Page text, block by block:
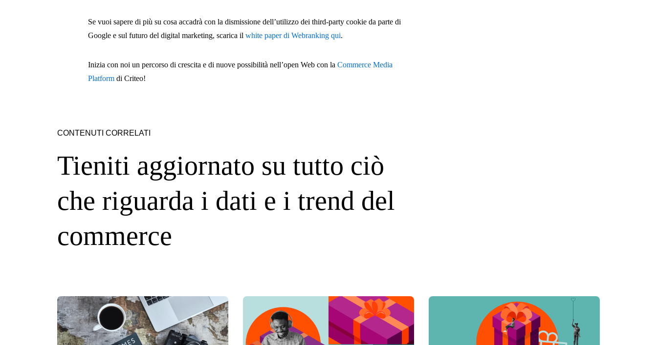
Se vuoi sapere di più su cosa accadrà con la dismissione dell’utilizzo dei third-party cookie da parte di
Google e sul futuro del digital marketing, scarica ilwhite paper di Webranking qui.
Inizia con noi un percorso di crescita e di nuove possibilità nell’open Web con laCommerce Media
Platform di Criteo!
CONTENUTI CORRELATI
Tieniti aggiornato su tutto ciò
che riguarda i dati e i trend del
commerce